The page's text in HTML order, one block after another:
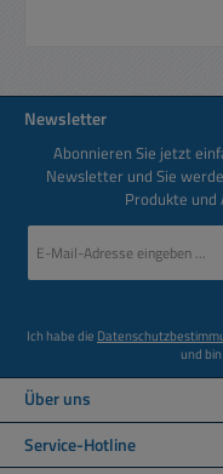
Newsletter
Abonnieren Sie jetzt
Newsletter und Sie
Produkte
Mail-
Ich habe die
und
Über uns
Service-Hotline